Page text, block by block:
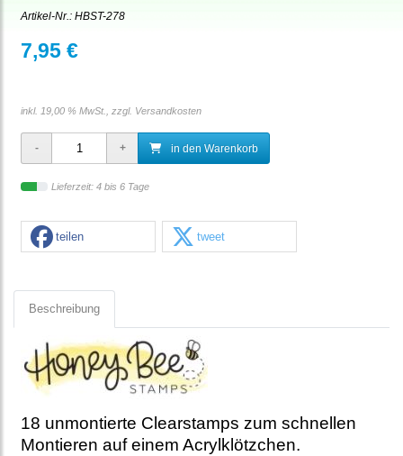
Artikel-Nr.: HBST-278
7,95 €
inkl. 19,00 % MwSt., zzgl. Versandkosten
in den Warenkorb
Lieferzeit: 4 bis 6 Tage
teilen tweet
Beschreibung
18 unmontierte Clearstamps zum schnellen
Montieren auf einem Acrylklötzchen.